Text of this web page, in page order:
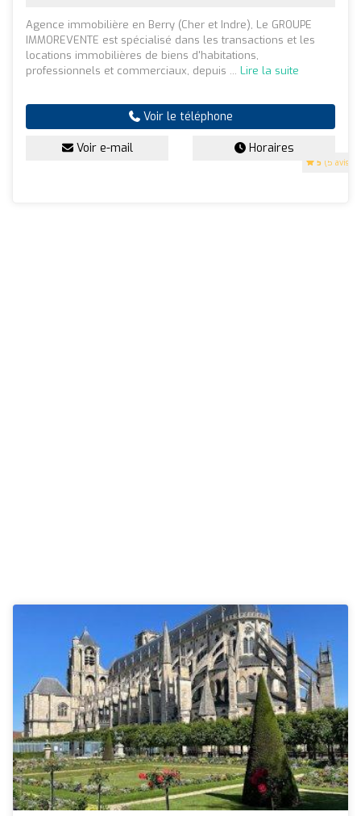
5 (5 avis)
Agence immobilière en Berry (Cher et Indre), Le GROUPE
IMMOREVENTE est spécialisé dans les transactions et les
locations immobilières de biens d'habitations,
professionnels et commerciaux, depuis ... Lire la suite
Voir le téléphone
Voir e-mail Horaires